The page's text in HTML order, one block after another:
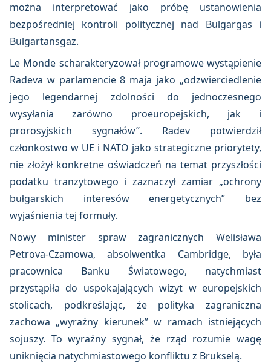
można interpretować jako próbę ustanowienia
bezpośredniej kontroli politycznej nad Bulgargas i
Bulgartansgaz.
Le Monde scharakteryzował programowe wystąpienie
Radeva w parlamencie 8 maja jako „odzwierciedlenie
jego legendarnej zdolności do jednoczesnego
wysyłania zarówno proeuropejskich, jak i
prorosyjskich sygnałów”. Radev potwierdził
członkostwo w UE i NATO jako strategiczne priorytety,
nie złożył konkretne oświadczeń na temat przyszłości
podatku tranzytowego i zaznaczył zamiar „ochrony
bułgarskich interesów energetycznych” bez
wyjaśnienia tej formuły.
Nowy minister spraw zagranicznych Welisława
Petrova-Czamowa, absolwentka Cambridge, była
pracownica Banku Światowego, natychmiast
przystąpiła do uspokajających wizyt w europejskich
stolicach, podkreślając, że polityka zagraniczna
zachowa „wyraźny kierunek” w ramach istniejących
sojuszy. To wyraźny sygnał, że rząd rozumie wagę
uniknięcia natychmiastowego konfliktu z Brukselą.